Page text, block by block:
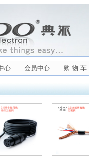
心 会员中心 购 物 车